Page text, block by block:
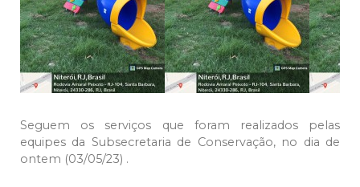
Seguem os serviços que foram realizados pelas
equipes da Subsecretaria de Conservação, no dia de
ontem (03/05/23) .